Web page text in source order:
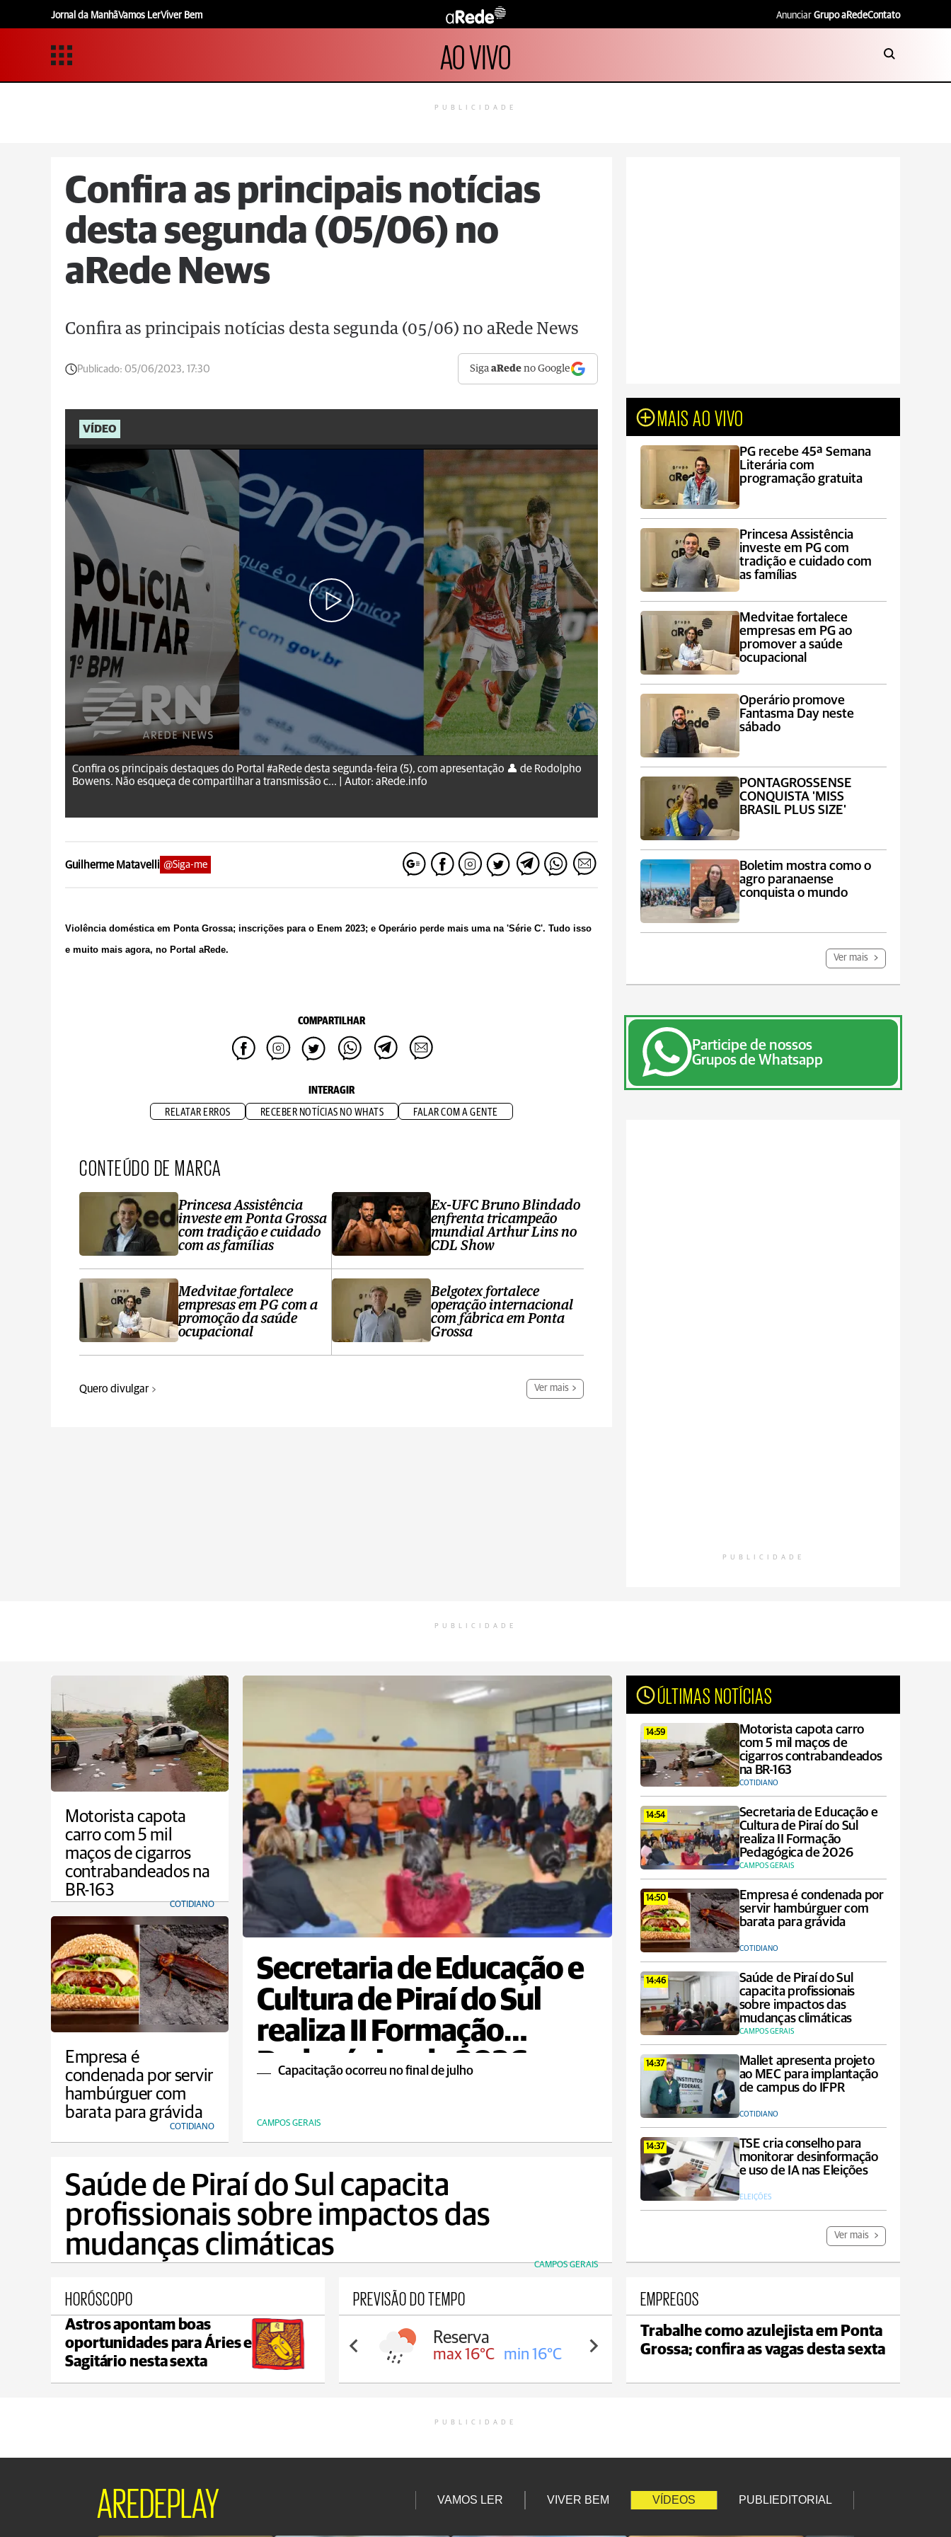
Jornal da ManhãVamos LerViver Bem Anunciar Grupo aRedeContato
AO VIVO
PUBLICIDADE
Confira as principais notícias
desta segunda (05/06) no
aRede News
Confira as principais notícias desta segunda (05/06) no aRede News
Publicado: 05/06/2023, 17:30 SigaaRede no Google
VÍDEO
aRede.info
Confira os principais destaques do Portal #aRede desta segunda-feira (5), com apresentação 👤 de Rodolpho
Bowens. Não esqueça de compartilhar a transmissão c... |
Autor: aRede.info
Guilherme Matavelli @Siga-me
Violência doméstica em Ponta Grossa; inscrições para o Enem 2023; e Operário perde mais uma na 'Série C'. Tudo isso
e muito mais agora, no Portal aRede.
COMPARTILHAR
INTERAGIR
RELATAR ERROS RECEBER NOTÍCIAS NO WHATS FALAR COM A GENTE
CONTEÚDO DE MARCA
Princesa Assistência
investe em Ponta Grossa
com tradição e cuidado
com as famílias
Medvitae fortalece
empresas em PG com a
promoção da saúde
ocupacional
Ex-UFC Bruno Blindado
enfrenta tricampeão
mundial Arthur Lins no
CDL Show
Belgotex fortalece
operação internacional
com fábrica em Ponta
Grossa
Quero divulgar Ver mais
MAIS AO VIVO
PG recebe 45ª Semana
Literária com
programação gratuita
Princesa Assistência
investe em PG com
tradição e cuidado com
as famílias
Medvitae fortalece
empresas em PG ao
promover a saúde
ocupacional
Operário promove
Fantasma Day neste
sábado
PONTAGROSSENSE
CONQUISTA 'MISS
BRASIL PLUS SIZE'
Boletim mostra como o
agro paranaense
conquista o mundo
Ver mais
Participe de nossos
Grupos de Whatsapp
PUBLICIDADE
PUBLICIDADE
Motorista capota
carro com 5 mil
maços de cigarros
contrabandeados na
BR-163
COTIDIANO
Secretaria de Educação e
Cultura de Piraí do Sul
realiza II Formação
Pedagógica de 2026
Capacitação ocorreu no final de julho
CAMPOS GERAIS
ÚLTIMAS NOTÍCIAS
14:59
Motorista capota carro
com 5 mil maços de
cigarros contrabandeados
na BR-163
COTIDIANO
14:54
Secretaria de Educação e
Cultura de Piraí do Sul
realiza II Formação
Pedagógica de 2026
CAMPOS GERAIS
14:50
Empresa é condenada por
servir hambúrguer com
barata para grávida
COTIDIANO
14:46
Saúde de Piraí do Sul
capacita profissionais
sobre impactos das
mudanças climáticas
CAMPOS GERAIS
14:37
Mallet apresenta projeto
ao MEC para implantação
de campus do IFPR
COTIDIANO
14:37
TSE cria conselho para
monitorar desinformação
e uso de IA nas Eleições
ELEIÇÕES
Ver mais
Empresa é
condenada por servir
hambúrguer com
barata para grávida
COTIDIANO
Saúde de Piraí do Sul capacita
profissionais sobre impactos das
mudanças climáticas
CAMPOS GERAIS
HORÓSCOPO
Astros apontam boas
oportunidades para Áries e
Sagitário nesta sexta
PREVISÃO DO TEMPO
Reserva
max 16°C min 16°C
Irati
max 17°C min 17°C
Ipiranga
max 15°C min 14°C
EMPREGOS
Trabalhe como azulejista em Ponta
Grossa; confira as vagas desta sexta
PUBLICIDADE
AREDEPLAY VAMOS LER VIVER BEM VÍDEOS PUBLIEDITORIAL